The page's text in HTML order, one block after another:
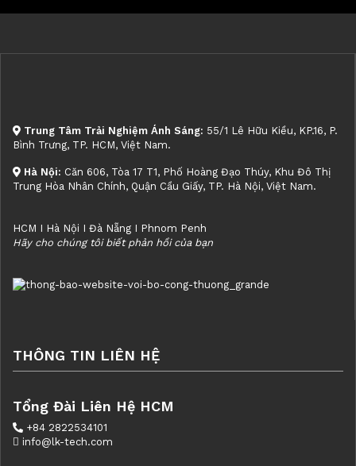
Trung Tâm Trải Nghiệm Ánh Sáng: 55/1 Lê Hữu Kiều, KP.16, P.
Bình Trưng, TP. HCM, Việt Nam.
Hà Nội: Căn 606, Tòa 17 T1, Phố Hoàng Đạo Thúy, Khu Đô Thị
Trung Hòa Nhân Chính, Quận Cầu Giấy, TP. Hà Nội, Việt Nam.
HCM I Hà Nội I Đà Nẵng I Phnom Penh
Hãy cho chúng tôi biết phản hồi của bạn
THÔNG TIN LIÊN HỆ
Tổng Đài Liên Hệ HCM
+84 2822534101
info@lk-tech.com